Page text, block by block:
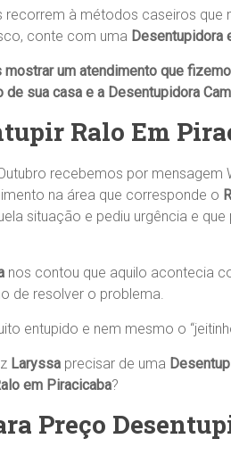
recorrem à métodos caseiros que
conte com uma Desentupidora
mostrar um atendimento que
de sua casa e a Desentupidora
Ralo Em
recebemos por
na área que corresponde o
situação e pediu urgência e
nos contou que aquilo acontecia
de resolver o problema.
entupido e nem mesmo o
Laryssa precisar de uma
em Piracicaba?
Preço